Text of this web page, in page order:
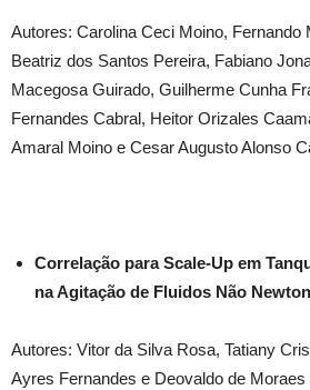
Autores: Carolina Ceci Moino, Fernando
Beatriz dos Santos Pereira, Fabiano
Macegosa Guirado, Guilherme Cunha
Fernandes Cabral, Heitor Orizales
Amaral Moino e Cesar Augusto Alonso
Correlação para Scale-Up em
na Agitação de Fluidos Não
Autores: Vitor da Silva Rosa, Tatiany
Ayres Fernandes e Deovaldo de Moraes